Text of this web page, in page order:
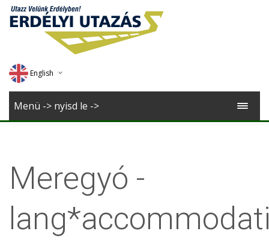
English
Deutsch
Menü -> nyisd le ->
Meregyó -